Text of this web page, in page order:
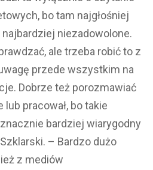
bo tam najgłośniej
niezadowolone.
ale trzeba robić to z
przede wszystkim na
Dobrze też porozmawiać
pracował, bo takie
bardziej wiarygodny
– Bardzo dużo
z mediów